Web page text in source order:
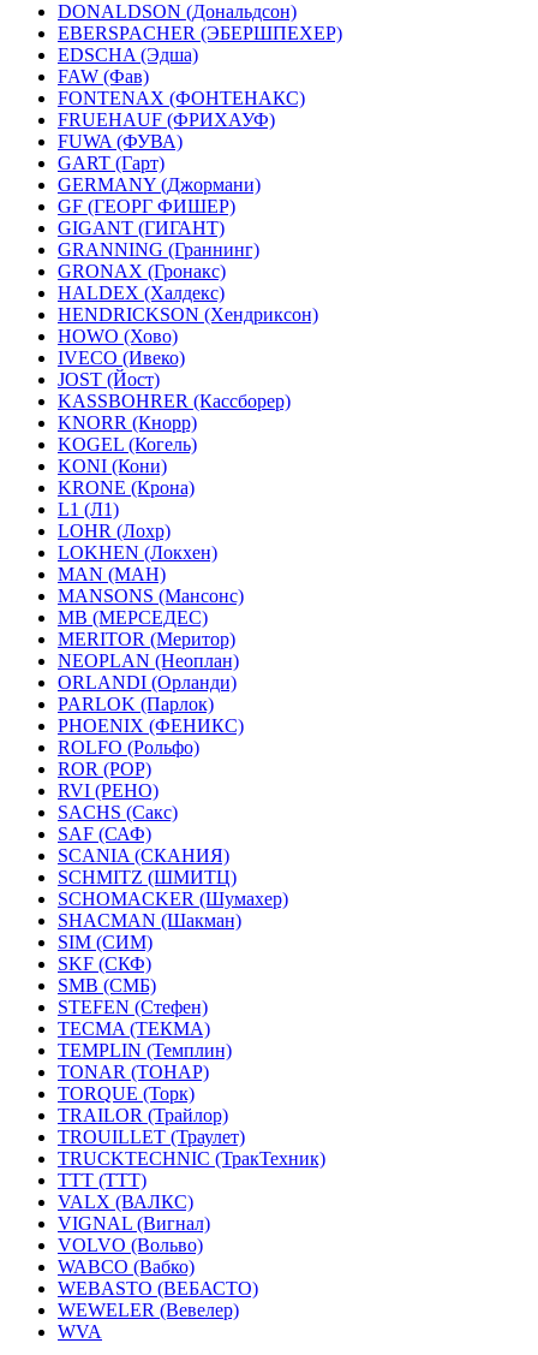
DONALDSON (Дональдсон)
EBERSPACHER (ЭБЕРШПЕХЕР)
EDSCHA (Эдша)
FAW (Фав)
FONTENAX (ФОНТЕНАКС)
FRUEHAUF (ФРИХАУФ)
FUWA (ФУВА)
GART (Гарт)
GERMANY (Джормани)
GF (ГЕОРГ ФИШЕР)
GIGANT (ГИГАНТ)
GRANNING (Граннинг)
GRONAX (Гронакс)
HALDEX (Халдекс)
HENDRICKSON (Хендриксон)
HOWO (Хово)
IVECO (Ивеко)
JOST (Йост)
KASSBOHRER (Касcборер)
KNORR (Кнорр)
KOGEL (Когель)
KONI (Кони)
KRONE (Крона)
L1 (Л1)
LOHR (Лохр)
LOKHEN (Локхен)
MAN (МАН)
MANSONS (Мансонс)
MB (МЕРСЕДЕС)
MERITOR (Меритор)
NEOPLAN (Неоплан)
ORLANDI (Орланди)
PARLOK (Парлок)
PHOENIX (ФЕНИКС)
ROLFO (Рольфо)
ROR (РОР)
RVI (РЕНО)
SACHS (Сакс)
SAF (САФ)
SCANIA (СКАНИЯ)
SCHMITZ (ШМИТЦ)
SCHOMACKER (Шумахер)
SHACMAN (Шакман)
SIM (СИМ)
SKF (СКФ)
SMB (СМБ)
STEFEN (Стефен)
TECMA (ТЕКМА)
TEMPLIN (Темплин)
TONAR (ТОНАР)
TORQUE (Торк)
TRAILOR (Трайлор)
TROUILLET (Траулет)
TRUCKTECHNIC (ТракТехник)
TTT (ТТТ)
VALX (ВАЛКС)
VIGNAL (Вигнал)
VOLVO (Вольво)
WABCO (Вабко)
WEBASTO (ВЕБАСТО)
WEWELER (Вевелер)
WVA